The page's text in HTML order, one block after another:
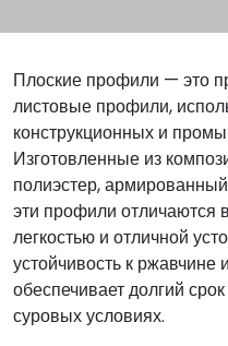
Плоские профили — это
листовые профили,
конструкционных и
Изготовленные из
полиэстер,
эти профили отличаются
легкостью и отличной
устойчивость к
обеспечивает долгий
суровых условиях.